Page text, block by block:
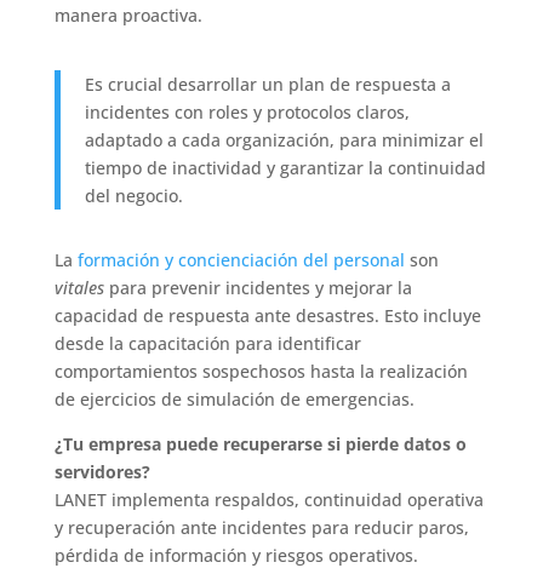
manera proactiva.
Es crucial desarrollar un plan de respuesta a
incidentes con roles y protocolos claros,
adaptado a cada organización, para minimizar el
tiempo de inactividad y garantizar la continuidad
del negocio.
La formación y concienciación del personal son
vitalespara prevenir incidentes y mejorar la
capacidad de respuesta ante desastres. Esto incluye
desde la capacitación para identificar
comportamientos sospechosos hasta la realización
de ejercicios de simulación de emergencias.
¿Tu empresa puede recuperarse si pierde datos o
servidores?
LANET implementa respaldos, continuidad operativa
y recuperación ante incidentes para reducir paros,
pérdida de información y riesgos operativos.